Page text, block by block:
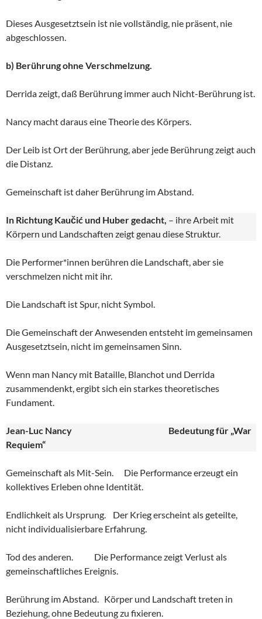
Dieses Ausgesetztsein ist nie vollständig, nie präsent, nie
abgeschlossen.
b) Berührung ohne Verschmelzung.
Derrida zeigt, daß Berührung immer auch Nicht-Berührung ist.
Nancy macht daraus eine Theorie des Körpers.
Der Leib ist Ort der Berührung, aber jede Berührung zeigt auch
die Distanz.
Gemeinschaft ist daher Berührung im Abstand.
In Richtung Kaučić und Huber gedacht, – ihre Arbeit mit
Körpern und Landschaften zeigt genau diese Struktur.
Die Performer*innen berühren die Landschaft, aber sie
verschmelzen nicht mit ihr.
Die Landschaft ist Spur, nicht Symbol.
Die Gemeinschaft der Anwesenden entsteht im gemeinsamen
Ausgesetztsein, nicht im gemeinsamen Sinn.
Wenn man Nancy mit Bataille, Blanchot und Derrida
zusammendenkt, ergibt sich ein starkes theoretisches
Fundament.
Jean-Luc Nancy
Bedeutung für „War
Requiem“
Gemeinschaft als Mit-Sein. Die Performance erzeugt ein
kollektives Erleben ohne Identität.
Endlichkeit als Ursprung. Der Krieg erscheint als geteilte,
nicht individualisierbare Erfahrung.
Tod des anderen. Die Performance zeigt Verlust als
gemeinschaftliches Ereignis.
Berührung im Abstand. Körper und Landschaft treten in
Beziehung, ohne Bedeutung zu fixieren.